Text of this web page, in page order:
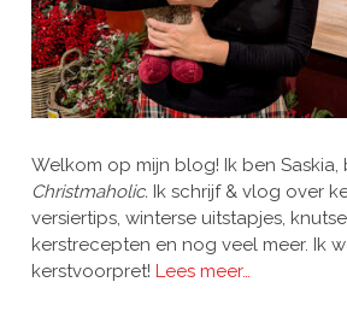
Welkom op mijn blog! Ik ben
Christmaholic. Ik schrijf & vlog over
versiertips, winterse uitstapjes,
kerstrecepten en nog veel meer. Ik
kerstvoorpret! Lees meer…